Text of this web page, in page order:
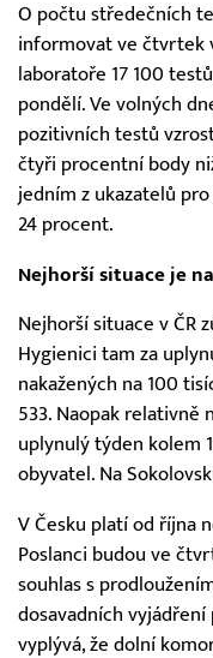
O počtu středečních
informovat ve čtvrtek
laboratoře 17 100
pondělí. Ve volných
pozitivních testů
čtyři procentní body
jedním z ukazatelů
24 procent.
Nejhorší situace je
Nejhorší situace v ČR
Hygienici tam za
nakažených na 100
533. Naopak relativně
uplynulý týden kolem
obyvatel. Na
V Česku platí od října
Poslanci budou ve
souhlas s
dosavadních
vyplývá, že dolní